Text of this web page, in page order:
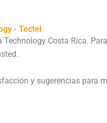
- Tectel
Costa Rica.
y sugerencias para